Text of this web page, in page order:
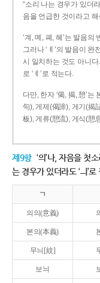
“소리 나는 경우가 있더
음을 언급한 것이라고
‘계, 몌, 폐, 혜’는 발음의
그러나 ‘ㅖ’의 발음이
시 일치하는 것도 아니다
로 ‘ㅖ’로 적는다.
다만, 한자 ‘偈, 揭, 憩’는
句), 게제(偈諦), 게기(揭
板), 게류(憩流), 게식(憩
제9항 ‘의’나, 자음을 첫
는 경우가 있더라도 ‘ㅢ’
ㄱ
의의(意義)
본의(本義)
무늬[紋]
보늬